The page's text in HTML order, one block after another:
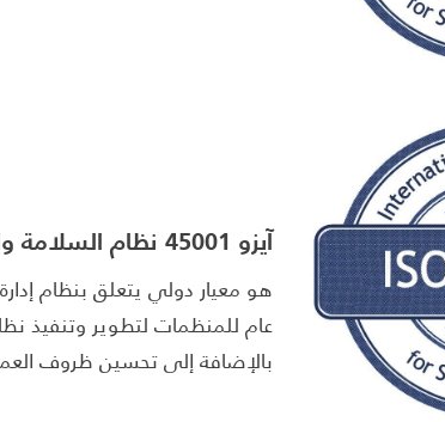
آيزو 45001 نظام السلامة والصحة المهنية
هو معيار دولي يتعلق بنظام
عام للمنظمات لتطوير وتنفيذ
بالإضافة إلى تحسين ظروف